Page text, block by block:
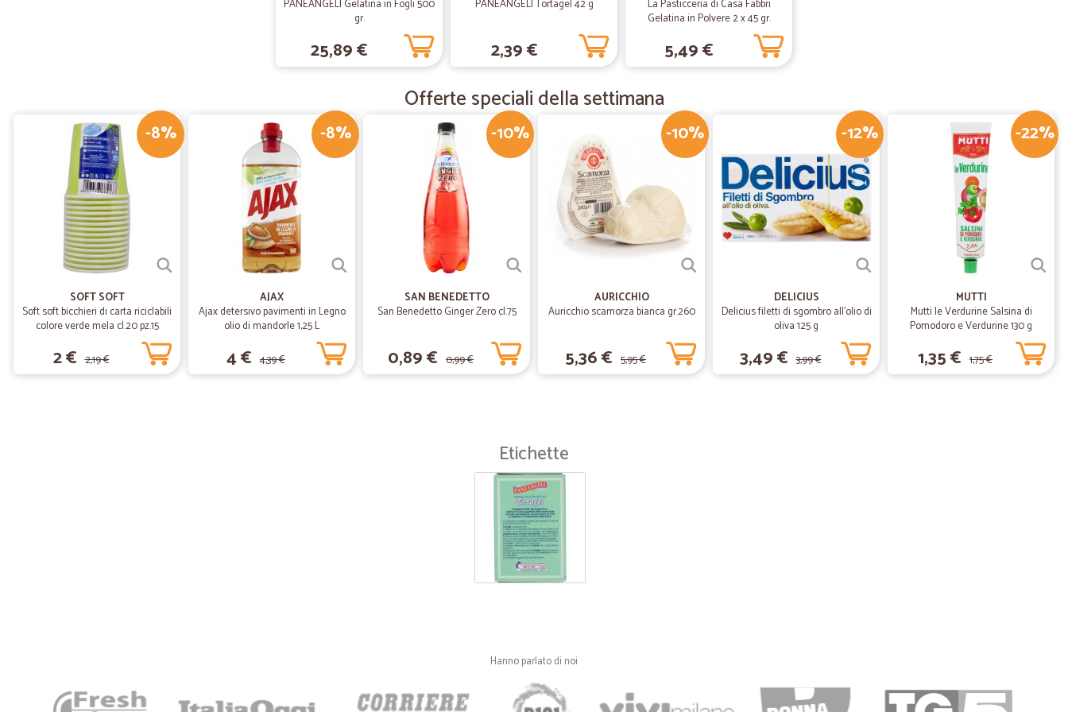
—Arianna M.
Estremamente accorti nella preparazione…
Estremamente accorti nella preparazione dei colli. Spedizioni molto puntuali. Prezzi nella
30/05/2020
Eleonora D.
Servizio ottimo e puntuale
Servizio ottimo e puntuale! Consigliato!
07/10/2019
Manuela T.
Tutto perfetto a parte il minimo…
Tutto perfetto a parte il minimo d'ordine.
PANEANGELI Gelatina in Fogli 500
gr.
25,89 €
PANEANGELI Tortagel 42 g
2,39 €
La Pasticceria di Casa Fabbri
Gelatina in Polvere 2 x 45 gr.
5,49 €
Offerte speciali della settimana
-8%
SOFT SOFT
Soft soft bicchieri di carta riciclabili
colore verde mela cl.20 pz.15
2 € 2,19 €
-8%
AJAX
Ajax detersivo pavimenti in Legno
olio di mandorle 1,25 L
4 € 4,39 €
-10%
SAN BENEDETTO
San Benedetto Ginger Zero cl.75
0,89 € 0,99 €
-10%
AURICCHIO
Auricchio scamorza bianca gr.260
5,36 € 5,95 €
-12%
DELICIUS
Delicius filetti di sgombro all'olio di
oliva 125 g
3,49 € 3,99 €
-22%
MUTTI
Mutti le Verdurine Salsina di
Pomodoro e Verdurine 130 g
1,35 € 1,75 €
Etichette
Hanno parlato di noi